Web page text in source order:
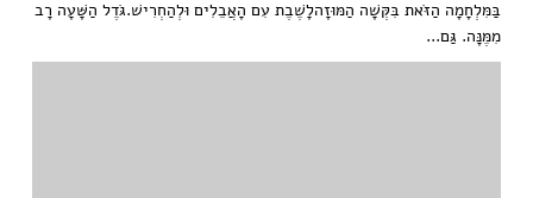
בַּמִּלְחָמָה הַזֹּאת בִּקְּשָׁה הַמּוּזָהלָשֶׁבֶת עִם הָאֲבֵלִים וּלְהַחְרִישׁ.גֹּדֶל הַשָּׁעָה רָב
מִמֶּנָּה. גַּם...